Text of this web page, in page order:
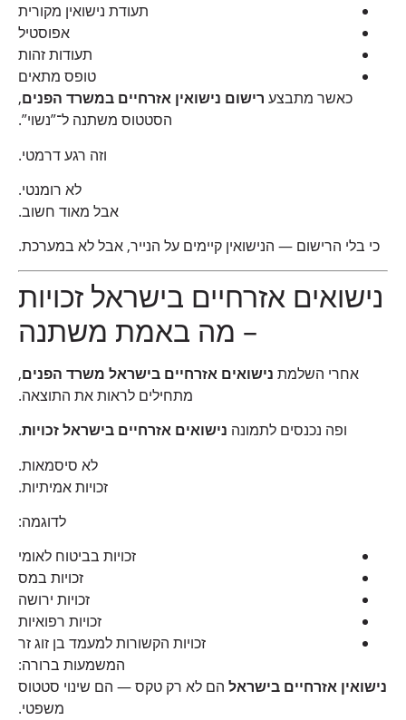
תעודת נישואין מקורית
אפוסטיל
תעודות זהות
טופס מתאים
כאשר מתבצערישום נישואין אזרחיים במשרד הפנים,
הסטטוס משתנה ל־”נשוי”.
וזה רגע דרמטי.
לא רומנטי.
אבל מאוד חשוב.
כי בלי הרישום — הנישואין קיימים על הנייר, אבל לא במערכת.
נישואים אזרחיים בישראל זכויות
– מה באמת משתנה
אחרי השלמתנישואים אזרחיים בישראל משרד הפנים,
מתחילים לראות את התוצאה.
ופה נכנסים לתמונהנישואים אזרחיים בישראל זכויות.
לא סיסמאות.
זכויות אמיתיות.
לדוגמה:
זכויות בביטוח לאומי
זכויות במס
זכויות ירושה
זכויות רפואיות
זכויות הקשורות למעמד בן זוג זר
המשמעות ברורה:
נישואין אזרחיים בישראלהם לא רק טקס — הם שינוי סטטוס
משפטי.